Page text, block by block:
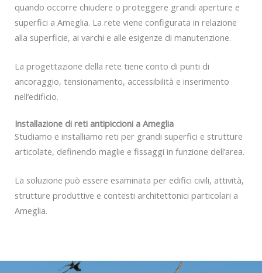
quando occorre chiudere o proteggere grandi aperture e
superfici a Ameglia. La rete viene configurata in relazione
alla superficie, ai varchi e alle esigenze di manutenzione.
La progettazione della rete tiene conto di punti di
ancoraggio, tensionamento, accessibilità e inserimento
nell’edificio.
Installazione di reti antipiccioni a Ameglia
Studiamo e installiamo reti per grandi superfici e strutture
articolate, definendo maglie e fissaggi in funzione dell’area.
La soluzione può essere esaminata per edifici civili, attività,
strutture produttive e contesti architettonici particolari a
Ameglia.